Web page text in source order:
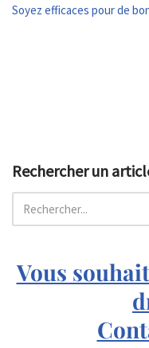
Soyez efficaces pour de
Rechercher un
Vous